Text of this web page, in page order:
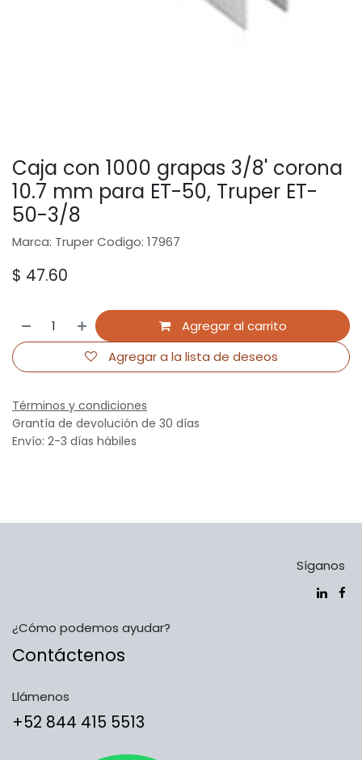
Caja con 1000 grapas 3/8' corona
10.7 mm para ET-50, Truper ET-
50-3/8
Marca: Truper Codigo: 17967
$ 47.60
Agregar al carrito
Agregar a la lista de deseos
Términos y condiciones
Grantía de devolución de 30 días
Envío: 2-3 días hábiles
Síganos
¿Cómo podemos ayudar?
Contáctenos
Llámenos
​​​​​​​​​​​​+5​2​ ​8​4​4​ ​4​1​5​ 5​5​1​3​​​​​​​​​​​​​​